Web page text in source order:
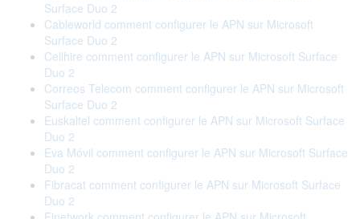
Surface Duo 2
Cableworld comment configurer le APN sur Microsoft
Surface Duo 2
Cellhire comment configurer le APN sur Microsoft Surface
Duo 2
Correos Telecom comment configurer le APN sur Microsoft
Surface Duo 2
Euskaltel comment configurer le APN sur Microsoft Surface
Duo 2
Eva Móvil comment configurer le APN sur Microsoft Surface
Duo 2
Fibracat comment configurer le APN sur Microsoft Surface
Duo 2